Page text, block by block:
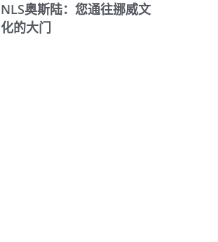
NLS奥斯陆：您通往挪威文
化的大门